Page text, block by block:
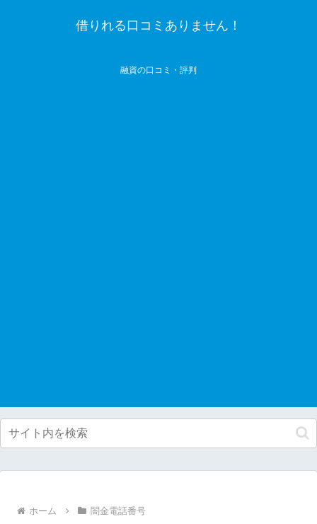
借りれる口コミありません！
融資の口コミ・評判
ホーム 闇金電話番号